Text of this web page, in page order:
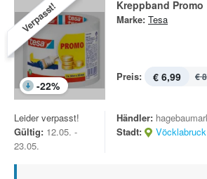
Verpasst!
-22%
Kreppband Promo
Marke: Tesa
Preis: € 6,99 €
Leider verpasst!
Gültig: 12.05. -
23.05.
Händler:
Stadt:
Vöcklabruck